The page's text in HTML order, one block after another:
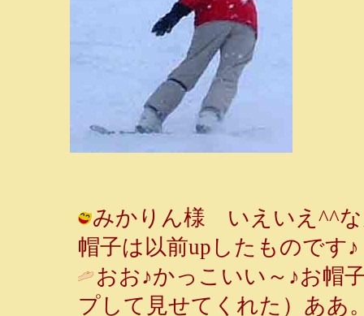
みかりん様 いえいえ^^な
帽子は以前upしたものです
おお♪かっこいい～♪お帽
プして見せてくれた）ああ